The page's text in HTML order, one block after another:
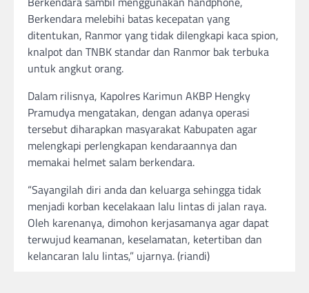
Berkendara melebihi batas kecepatan yang
ditentukan, Ranmor yang tidak dilengkapi kaca spion,
knalpot dan TNBK standar dan Ranmor bak terbuka
untuk angkut orang.
Dalam rilisnya, Kapolres Karimun AKBP Hengky
Pramudya mengatakan, dengan adanya operasi
tersebut diharapkan masyarakat Kabupaten agar
melengkapi perlengkapan kendaraannya dan
memakai helmet salam berkendara.
“Sayangilah diri anda dan keluarga sehingga tidak
menjadi korban kecelakaan lalu lintas di jalan raya.
Oleh karenanya, dimohon kerjasamanya agar dapat
terwujud keamanan, keselamatan, ketertiban dan
kelancaran lalu lintas,” ujarnya. (riandi)